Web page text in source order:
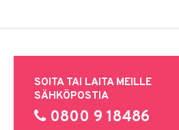
SOITA TAI LAITA MEILLE
SÄHKÖPOSTIA
0800 9 18486